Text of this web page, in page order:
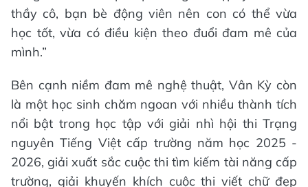
thầy cô, bạn bè động viên nên con có thể vừa
học tốt, vừa có điều kiện theo đuổi đam mê của
mình.”
Bên cạnh niềm đam mê nghệ thuật, Vân Kỳ còn
là một học sinh chăm ngoan với nhiều thành tích
nổi bật trong học tập với giải nhì hội thi Trạng
nguyên Tiếng Việt cấp trường năm học 2025 -
2026, giải xuất sắc cuộc thi tìm kiếm tài năng cấp
trường, giải khuyến khích cuộc thi viết chữ đẹp